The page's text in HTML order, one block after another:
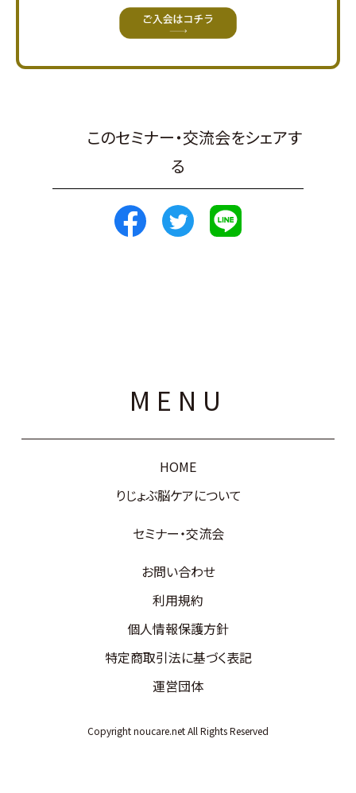
このセミナー・交流会をシェアす
る
MENU
HOME
りじょぶ脳ケアについて
セミナー・交流会
お問い合わせ
利用規約
個人情報保護方針
特定商取引法に基づく表記
運営団体
Copyright noucare.net All Rights Reserved